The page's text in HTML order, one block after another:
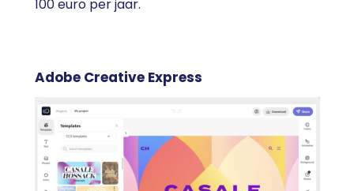
100 euro per jaar.
Adobe Creative Express